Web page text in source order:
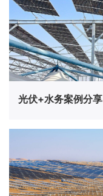
光伏+水务案例分享